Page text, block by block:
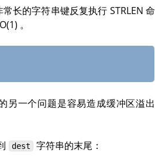
长的字符串键反复执行 STRLEN 命
O(1) 。
另一个问题是容易造成缓冲区溢出
dest 字符串的末尾：